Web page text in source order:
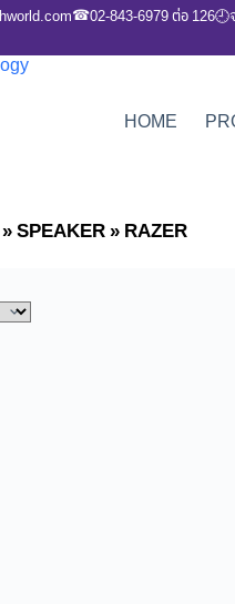
☎02-843-6979 ต่อ 126🕘
HOME
SPEAKER»RAZER